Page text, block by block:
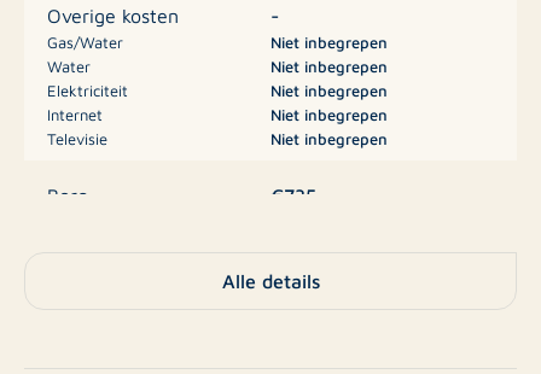
Financieel:
- Kale huurprijs: €620,00
- Voorschot servicekosten: €115,00
- Borg: gelijk aan één maandhuur à €735,00
Overige kosten
Gas/Water
Water
Elektriciteit
Internet
Televisie
-
Niet inbegrepen
Niet inbegrepen
Niet inbegrepen
Niet inbegrepen
Niet inbegrepen
Borg €735
Appartement, Studio,
Appartement
Alle details